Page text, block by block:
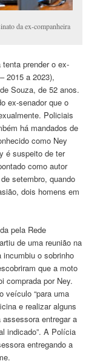
da ex-companheira
prender o ex-
2015 a 2023),
Souza, de 52 anos.
ex-senador que o
Policiais
há mandados de
como Ney
é suspeito de ter
como autor
setembro, quando
dois homens em
pela Rede
de uma reunião na
incumbiu o sobrinho
que a moto
comprada por Ney.
veículo “para uma
e realizar alguns
entregar a
indicado”. A Polícia
entregando a